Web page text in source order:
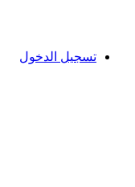
تسجيل الدخول